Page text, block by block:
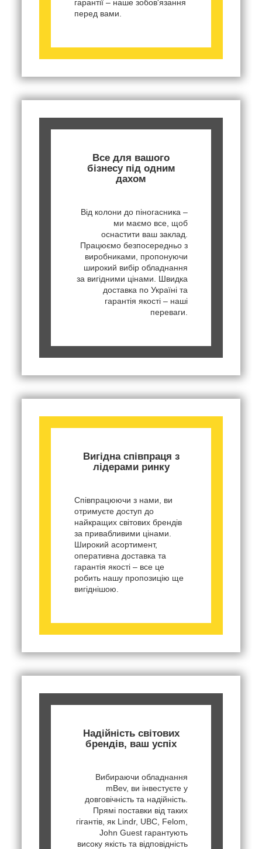
гарантії – наше зобов'язання
перед вами.
Все для вашого
бізнесу під одним
дахом
Від колони до піногасника –
ми маємо все, щоб
оснастити ваш заклад.
Працюємо безпосередньо з
виробниками, пропонуючи
широкий вибір обладнання
за вигідними цінами. Швидка
доставка по Україні та
гарантія якості – наші
переваги.
Вигідна співпраця з
лідерами ринку
Співпрацюючи з нами, ви
отримуєте доступ до
найкращих світових брендів
за привабливими цінами.
Широкий асортимент,
оперативна доставка та
гарантія якості – все це
робить нашу пропозицію ще
вигіднішою.
Надійність світових
брендів, ваш успіх
Вибираючи обладнання
mBev, ви інвестуєте у
довговічність та надійність.
Прямі поставки від таких
гігантів, як Lindr, UBC, Felom,
John Guest гарантують
високу якість та відповідність